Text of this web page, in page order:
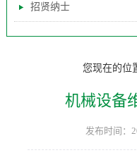
招贤纳士
您现在的位
机械设备
发布时间：